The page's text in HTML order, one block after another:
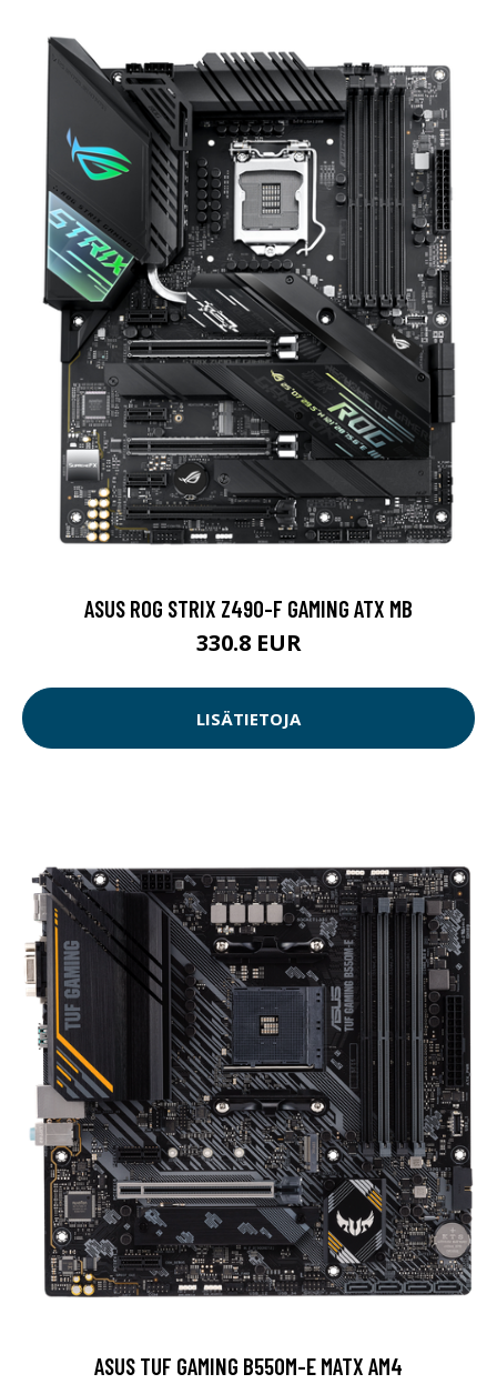
ASUS ROG STRIX Z490-F GAMING ATX MB
330.8 EUR
LISÄTIETOJA
ASUS TUF GAMING B550M-E MATX AM4